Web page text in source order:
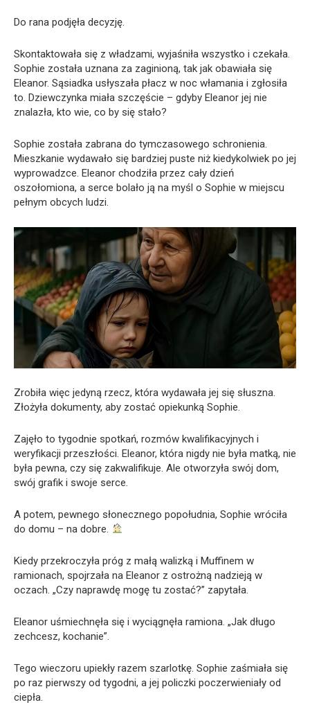
Do rana podjęła decyzję.
Skontaktowała się z władzami, wyjaśniła wszystko i czekała.
Sophie została uznana za zaginioną, tak jak obawiała się
Eleanor. Sąsiadka usłyszała płacz w noc włamania i zgłosiła
to. Dziewczynka miała szczęście – gdyby Eleanor jej nie
znalazła, kto wie, co by się stało?
Sophie została zabrana do tymczasowego schronienia.
Mieszkanie wydawało się bardziej puste niż kiedykolwiek po jej
wyprowadzce. Eleanor chodziła przez cały dzień
oszołomiona, a serce bolało ją na myśl o Sophie w miejscu
pełnym obcych ludzi.
Zrobiła więc jedyną rzecz, która wydawała jej się słuszna.
Złożyła dokumenty, aby zostać opiekunką Sophie.
Zajęło to tygodnie spotkań, rozmów kwalifikacyjnych i
weryfikacji przeszłości. Eleanor, która nigdy nie była matką, nie
była pewna, czy się zakwalifikuje. Ale otworzyła swój dom,
swój grafik i swoje serce.
A potem, pewnego słonecznego popołudnia, Sophie wróciła
do domu – na dobre.
Kiedy przekroczyła próg z małą walizką i Muffinem w
ramionach, spojrzała na Eleanor z ostrożną nadzieją w
oczach. „Czy naprawdę mogę tu zostać?” zapytała.
Eleanor uśmiechnęła się i wyciągnęła ramiona. „Jak długo
zechcesz, kochanie”.
Tego wieczoru upiekły razem szarlotkę. Sophie zaśmiała się
po raz pierwszy od tygodni, a jej policzki poczerwieniały od
ciepła.